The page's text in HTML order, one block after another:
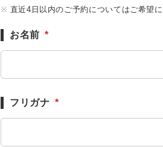
直近4日以内のご予約についてはご希望
お名前 *
フリガナ *